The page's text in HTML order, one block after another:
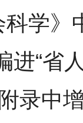
学》
进“省
录中